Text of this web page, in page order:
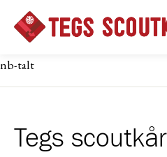
nb-talt
Tegs scoutkår